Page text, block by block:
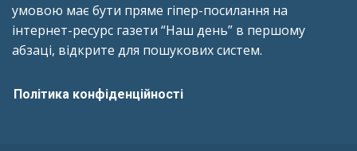
умовою має бути пряме гіпер-посилання на
інтернет-ресурс газети “Наш день” в першому
абзаці, відкрите для пошукових систем.
Політика конфіденційності